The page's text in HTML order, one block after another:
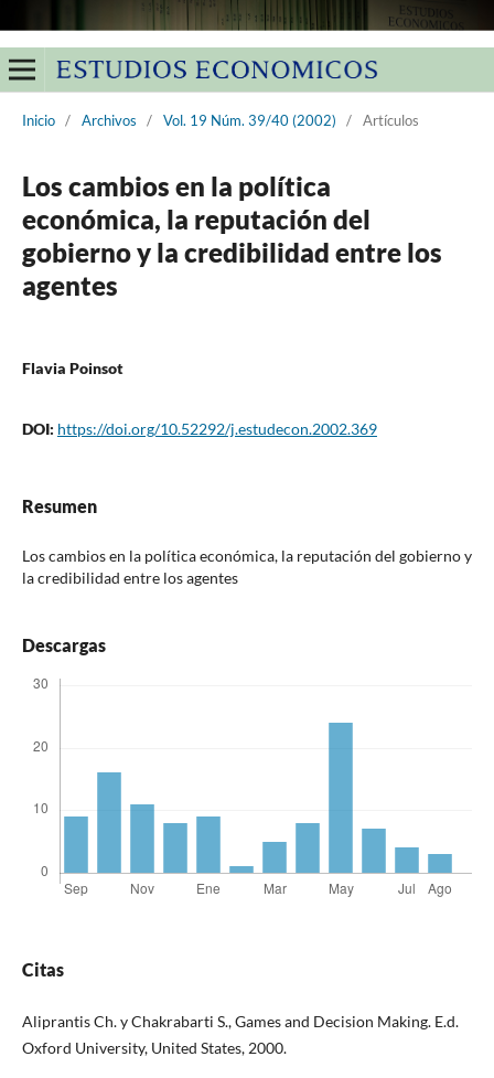
Inicio / Archivos / Vol. 19 Núm. 39/40 (2002) / Artículos
Los cambios en la política
económica, la reputación del
gobierno y la credibilidad entre los
agentes
Flavia Poinsot
DOI: https://doi.org/10.52292/j.estudecon.2002.369
Resumen
Los cambios en la política económica, la reputación del gobierno y
la credibilidad entre los agentes
Descargas
Citas
Aliprantis Ch. y Chakrabarti S., Games and Decision Making. E.d.
Oxford University, United States, 2000.